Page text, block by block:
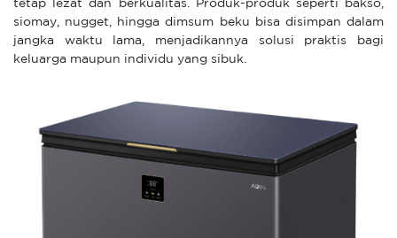
tetap lezat dan berkualitas. Produk-produk seperti bakso,
siomay, nugget, hingga dimsum beku bisa disimpan dalam
jangka waktu lama, menjadikannya solusi praktis bagi
keluarga maupun individu yang sibuk.